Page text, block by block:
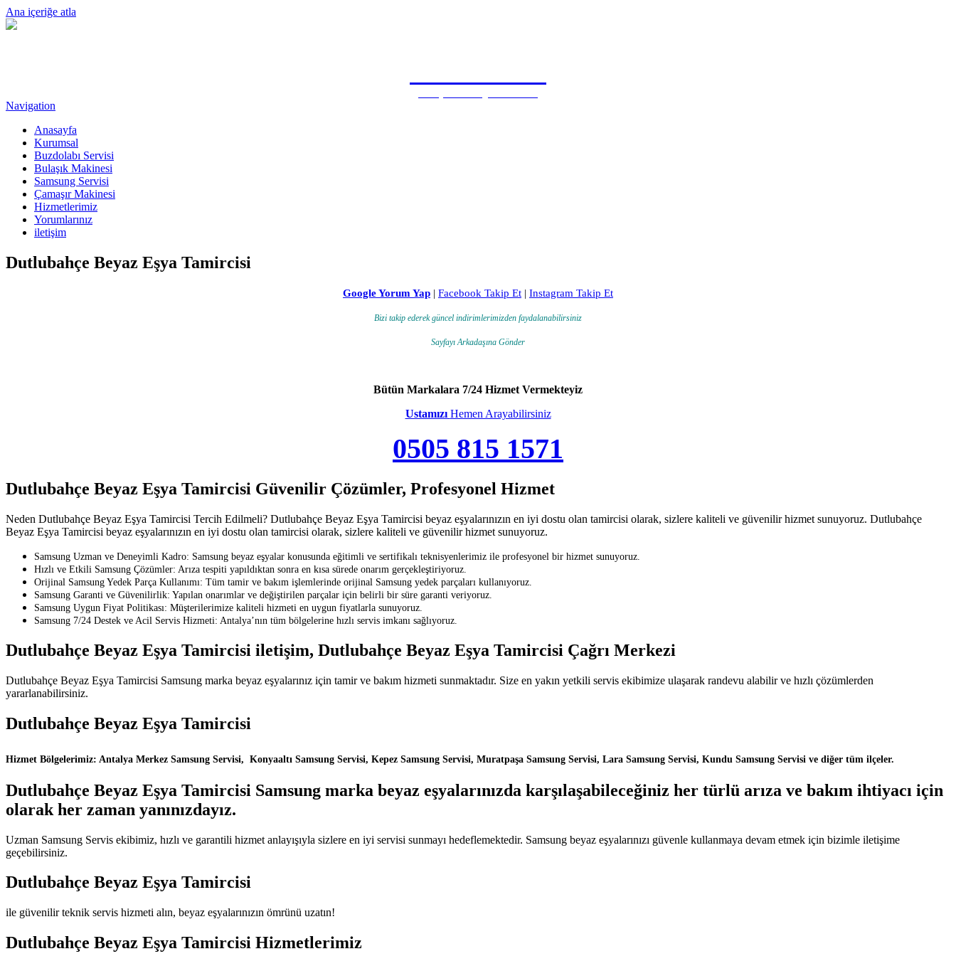
Ana içeriğe atla
Navigation
Anasayfa
Kurumsal
Buzdolabı Servisi
Bulaşık Makinesi
Samsung Servisi
Çamaşır Makinesi
Hizmetlerimiz
Yorumlarınız
iletişim
Dutlubahçe Beyaz Eşya Tamircisi
Google Yorum Yap | Facebook Takip Et | Instagram Takip Et
Bizi takip ederek güncel indirimlerimizden faydalanabilirsiniz
Sayfayı Arkadaşına Gönder
Bütün Markalara 7/24 Hizmet Vermekteyiz
Ustamızı Hemen Arayabilirsiniz
0505 815 1571
Dutlubahçe Beyaz Eşya Tamircisi Güvenilir Çözümler, Profesyonel Hizmet
Neden Dutlubahçe Beyaz Eşya Tamircisi Tercih Edilmeli? Dutlubahçe Beyaz Eşya Tamircisi beyaz eşyalarınızın en iyi dostu olan tamircisi olarak, sizlere kaliteli ve güvenilir hizmet sunuyoruz. Dutlubahçe
Beyaz Eşya Tamircisi beyaz eşyalarınızın en iyi dostu olan tamircisi olarak, sizlere kaliteli ve güvenilir hizmet sunuyoruz.
Samsung Uzman ve Deneyimli Kadro: Samsung beyaz eşyalar konusunda eğitimli ve sertifikalı teknisyenlerimiz ile profesyonel bir hizmet sunuyoruz.
Hızlı ve Etkili Samsung Çözümler: Arıza tespiti yapıldıktan sonra en kısa sürede onarım gerçekleştiriyoruz.
Orijinal Samsung Yedek Parça Kullanımı: Tüm tamir ve bakım işlemlerinde orijinal Samsung yedek parçaları kullanıyoruz.
Samsung Garanti ve Güvenilirlik: Yapılan onarımlar ve değiştirilen parçalar için belirli bir süre garanti veriyoruz.
Samsung Uygun Fiyat Politikası: Müşterilerimize kaliteli hizmeti en uygun fiyatlarla sunuyoruz.
Samsung 7/24 Destek ve Acil Servis Hizmeti: Antalya’nın tüm bölgelerine hızlı servis imkanı sağlıyoruz.
Dutlubahçe Beyaz Eşya Tamircisi iletişim, Dutlubahçe Beyaz Eşya Tamircisi Çağrı Merkezi
Dutlubahçe Beyaz Eşya Tamircisi Samsung marka beyaz eşyalarınız için tamir ve bakım hizmeti sunmaktadır. Size en yakın yetkili servis ekibimize ulaşarak randevu alabilir ve hızlı çözümlerden
yararlanabilirsiniz.
Dutlubahçe Beyaz Eşya Tamircisi
Hizmet Bölgelerimiz: Antalya Merkez Samsung Servisi, Konyaaltı Samsung Servisi, Kepez Samsung Servisi, Muratpaşa Samsung Servisi, Lara Samsung Servisi, Kundu Samsung Servisi ve diğer tüm ilçeler.
Dutlubahçe Beyaz Eşya Tamircisi Samsung marka beyaz eşyalarınızda karşılaşabileceğiniz her türlü arıza ve bakım ihtiyacı için
olarak her zaman yanınızdayız.
Uzman Samsung Servis ekibimiz, hızlı ve garantili hizmet anlayışıyla sizlere en iyi servisi sunmayı hedeflemektedir. Samsung beyaz eşyalarınızı güvenle kullanmaya devam etmek için bizimle iletişime
geçebilirsiniz.
Dutlubahçe Beyaz Eşya Tamircisi
ile güvenilir teknik servis hizmeti alın, beyaz eşyalarınızın ömrünü uzatın!
Dutlubahçe Beyaz Eşya Tamircisi Hizmetlerimiz